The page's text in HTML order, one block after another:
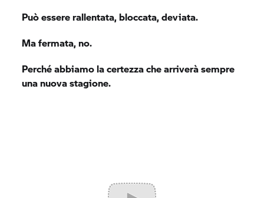
Può essere rallentata, bloccata, deviata.
Ma fermata, no.
Perché abbiamo la certezza che arriverà sempre
una nuova stagione.